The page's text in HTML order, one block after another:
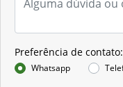
Preferência de contato:
Whatsapp